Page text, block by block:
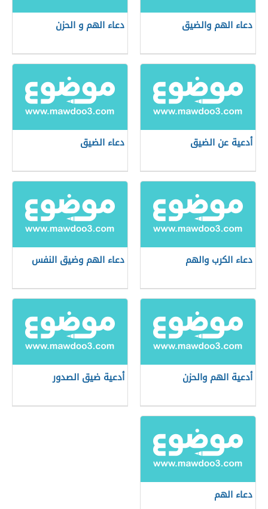
دعاء الهم والضيق دعاء الهم و الحزن
أدعية عن الضيق دعاء الضيق
دعاء الكرب والهم دعاء الهم وضيق النفس
أدعية الهم والحزن أدعية ضيق الصدور
دعاء الهم